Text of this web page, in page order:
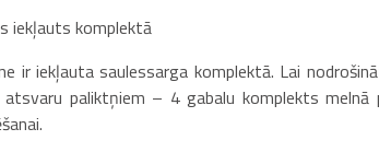
iekļauts komplektā
ir iekļauta saulessarga komplektā. Lai
paliktņiem – 4 gabalu komplekts